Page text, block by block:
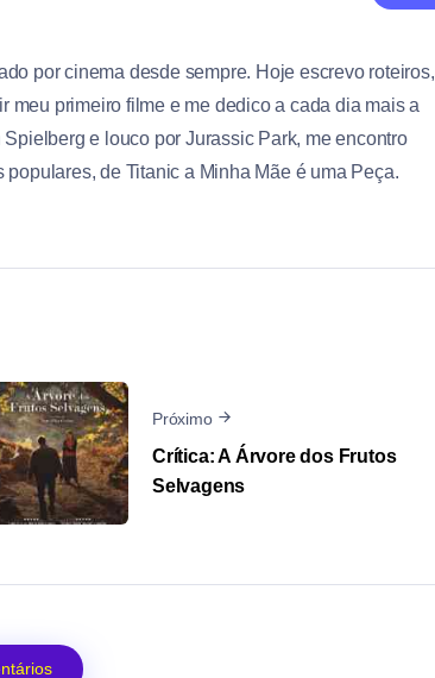
por cinema desde sempre. Hoje escrevo roteiros,
meu primeiro filme e me dedico a cada dia mais a
e louco por Jurassic Park, me encontro
de Titanic a Minha Mãe é uma Peça.
Próximo
Crítica: A Árvore dos Frutos
Selvagens